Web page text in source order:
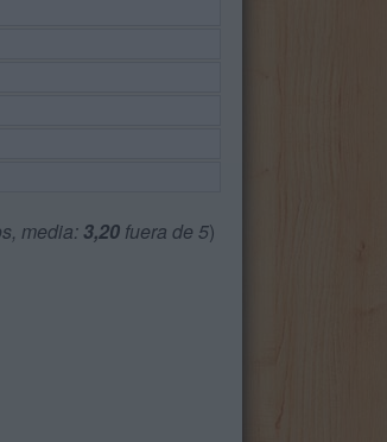
media: 3,20 fuera de 5)